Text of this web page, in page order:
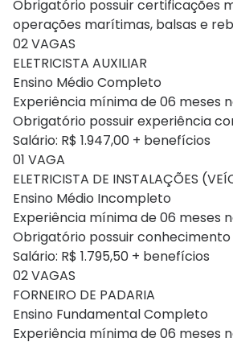
Obrigatório possuir certificações
operações marítimas, balsas e
02 VAGAS
ELETRICISTA AUXILIAR
Ensino Médio Completo
Experiência mínima de 06 meses
Obrigatório possuir experiência
Salário: R$ 1.947,00 + benefícios
01 VAGA
ELETRICISTA DE INSTALAÇÕES
Ensino Médio Incompleto
Experiência mínima de 06 meses
Obrigatório possuir
Salário: R$ 1.795,50 + benefícios
02 VAGAS
FORNEIRO DE PADARIA
Ensino Fundamental Completo
Experiência mínima de 06 meses